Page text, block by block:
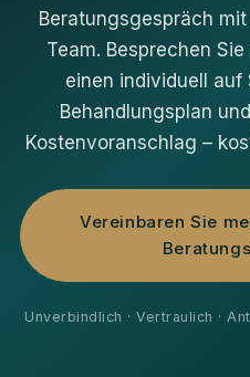
Beratungsgespräch
Team. Besprechen
einen individuell
Behandlungsplan
Kostenvoranschlag –
Vereinbaren Sie
Unverbindlich · Vertraulich ·